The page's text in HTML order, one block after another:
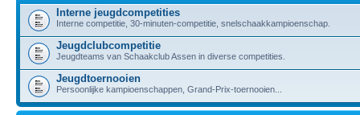
Interne jeugdcompetities
Interne competitie, 30-minuten-competitie, snelschaakkampioenschap.
Jeugdclubcompetitie
Jeugdteams van Schaakclub Assen in diverse competities.
Jeugdtoernooien
Persoonlijke kampioenschappen, Grand-Prix-toernooien...